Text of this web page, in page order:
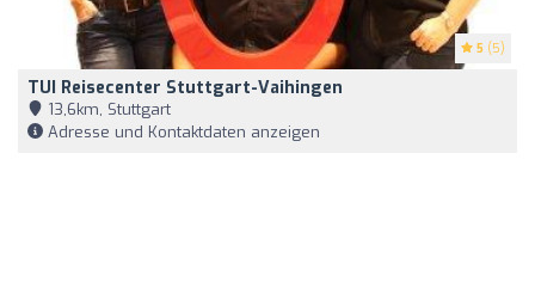
5 (5)
TUI Reisecenter Stuttgart-Vaihingen
13,6km, Stuttgart
Adresse und Kontaktdaten anzeigen